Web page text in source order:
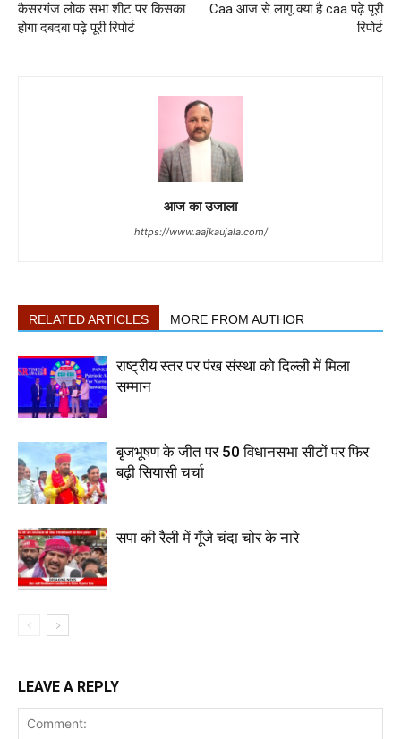
कैसरगंज लोक सभा शीट पर किसका
होगा दबदबा पढ़े पूरी रिपोर्ट
Caa आज से लागू क्या है caa पढ़े पूरी
रिपोर्ट
आज का उजाला
https://www.aajkaujala.com/
RELATED ARTICLES MORE FROM AUTHOR
राष्ट्रीय स्तर पर पंख संस्था को दिल्ली में मिला
सम्मान
बृजभूषण के जीत पर 50 विधानसभा सीटों पर फिर
बढ़ी सियासी चर्चा
सपा की रैली में गूँजे चंदा चोर के नारे
LEAVE A REPLY